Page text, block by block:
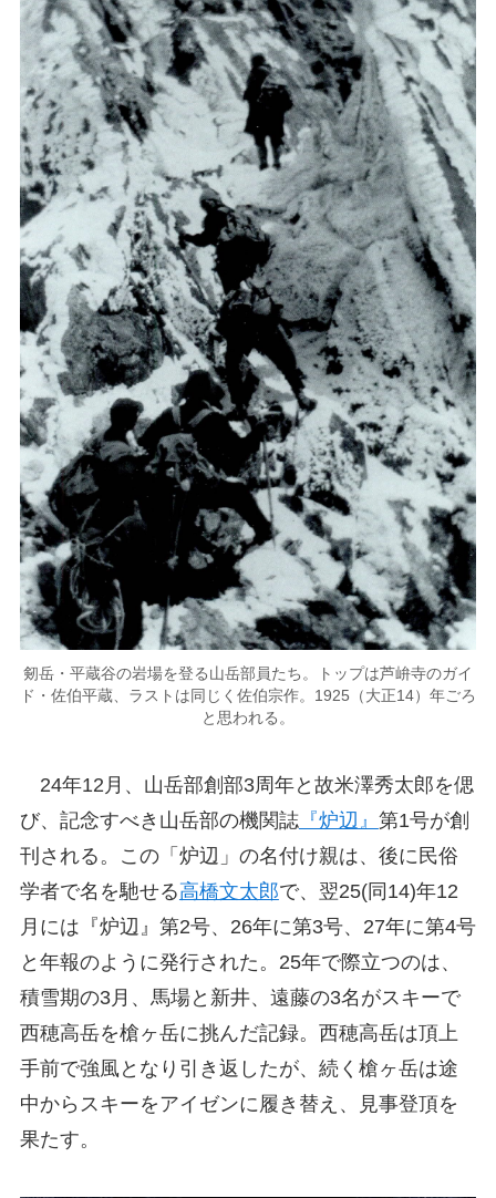
剱岳・平蔵谷の岩場を登る山岳部員たち。トップは芦峅寺のガイ
ド・佐伯平蔵、ラストは同じく佐伯宗作。1925（大正14）年ごろ
と思われる。
24年12月、山岳部創部3周年と故米澤秀太郎を偲
び、記念すべき山岳部の機関誌『炉辺』 第1号が創
刊される。この「炉辺」の名付け親は、後に民俗
学者で名を馳せる高橋文太郎で、翌25(同14)年12
月には『炉辺』第2号、26年に第3号、27年に第4号
と年報のように発行された。25年で際立つのは、
積雪期の3月、馬場と新井、遠藤の3名がスキーで
西穂高岳を槍ヶ岳に挑んだ記録。西穂高岳は頂上
手前で強風となり引き返したが、続く槍ヶ岳は途
中からスキーをアイゼンに履き替え、見事登頂を
果たす。